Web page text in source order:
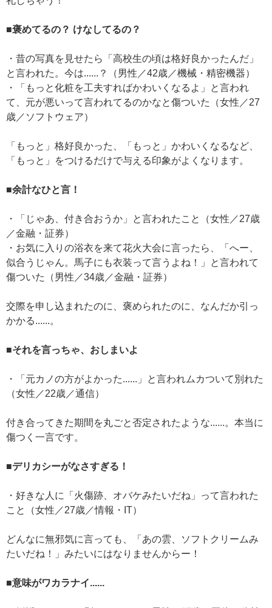
■褒めてるの？ けなしてるの？
・昔の写真を見せたら「高校生の頃は格好良かったんだ」
と言われた。今は......？（男性／42歳／機械・精密機器）
・「もっと化粧を工夫すればかわいくなるよ」と言われ
て、元が悪いって言われてるのかなと傷ついた（女性／27
歳／ソフトウェア）
「もっと」格好良かった、「もっと」かわいくなるなど、
「もっと」をつけるだけで与える印象がよくなります。
■余計なひと言！
・「じゃあ、付き合おうか」と言われたこと（女性／27歳
／金融・証券）
・お気に入りの浴衣を来て花火大会に言ったら、「へー、
似合うじゃん。馬子にも衣装って言うよね！」と言われて
傷ついた（男性／34歳／金融・証券）
交際を申し込まれたのに、褒められたのに、なんだか引っ
かかる......。
■それを言っちゃ、おしまいよ
・「元カノの方がよかった......」と言われムカついて別れた
（女性／22歳／通信）
付き合ってきた期間を丸ごと否定されたような......。本当に
傷つく一言です。
■デリカシーがなさすぎる！
・好きな人に「火傷跡、オバケみたいだね」って言われた
こと（女性／27歳／情報・IT）
どんなに無邪気に言っても、「あの雲、ソフトクリームみ
たいだね！」みたいにはなりませんからー！
■意味がワカラナイ......